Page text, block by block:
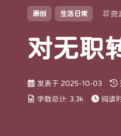
原创 生活日常 资
对无职
发表于 2025-10-03
字数总计: 3.3k 阅读
shift A 打开/关闭中控台
shift M 播放/暂停音乐
shift D 深色/浅色显示